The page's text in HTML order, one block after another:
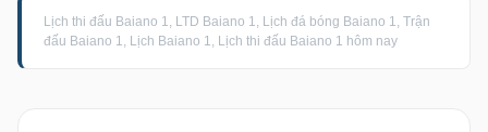
Lịch thi đấu Baiano 1, LTD Baiano 1, Lịch đá bóng Baiano 1, Trận
đấu Baiano 1, Lịch Baiano 1, Lịch thi đấu Baiano 1 hôm nay